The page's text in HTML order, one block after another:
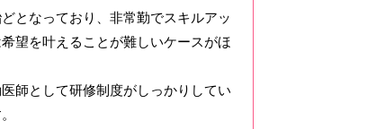
となっており、非常勤でスキルアッ
望を叶えることが難しいケースがほ
師として研修制度がしっかりしてい